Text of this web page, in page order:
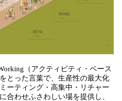
（アクティビティ・ベース
とった言葉で、生産性の最大化
ーティング・高集中・リチャー
合わせふさわしい場を提供し、